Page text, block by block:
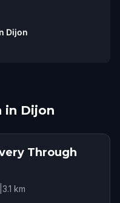
Dijon
in Dijon
Through
3.1 km